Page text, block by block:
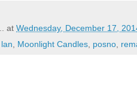
at Wednesday, December 17,
lan, Moonlight Candles, posno,